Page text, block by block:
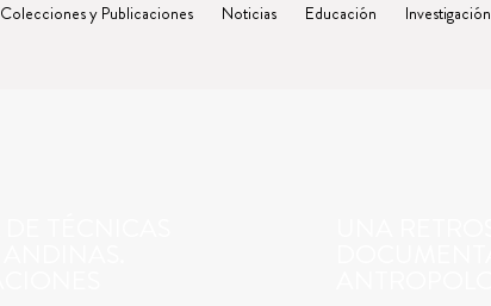
Colecciones y Publicaciones Noticias Educación Investigación